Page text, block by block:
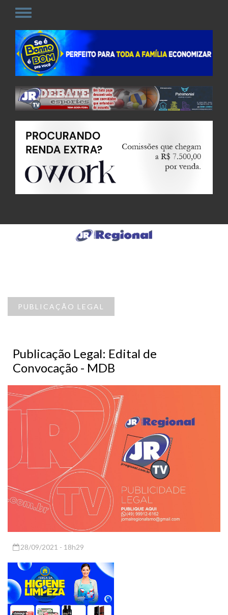
PUBLICAÇÃO LEGAL
Publicação Legal: Edital de
Convocação - MDB
28/09/2021 - 18h29